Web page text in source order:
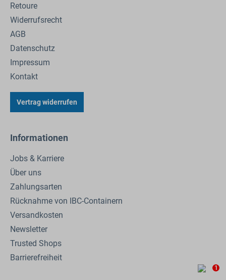
Retoure
Widerrufsrecht
AGB
Datenschutz
Impressum
Kontakt
Vertrag widerrufen
Informationen
Jobs & Karriere
Über uns
Zahlungsarten
Rücknahme von IBC-Containern
Versandkosten
Newsletter
Trusted Shops
Barrierefreiheit
1